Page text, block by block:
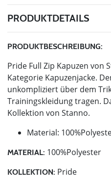
PRODUKTDETAILS
PRODUKTBESCHREIBUNG:
Pride Full Zip Kapuzen von
Kategorie Kapuzenjacke.
unkompliziert über dem
Trainingskleidung tragen.
Kollektion von Stanno.
Material:
MATERIAL: 100%Polyester
KOLLEKTION: Pride